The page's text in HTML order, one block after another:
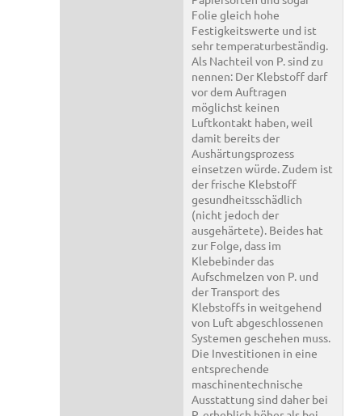
Folie gleich hohe
Festigkeitswerte und ist
sehr temperaturbeständig.
Als Nachteil von P. sind zu
nennen: Der Klebstoff darf
vor dem Auftragen
möglichst keinen
Luftkontakt haben, weil
damit bereits der
Aushärtungsprozess
einsetzen würde. Zudem ist
der frische Klebstoff
gesundheitsschädlich
(nicht jedoch der
ausgehärtete). Beides hat
zur Folge, dass im
Klebebinder das
Aufschmelzen von P. und
der Transport des
Klebstoffs in weitgehend
von Luft abgeschlossenen
Systemen geschehen muss.
Die Investitionen in eine
entsprechende
maschinentechnische
Ausstattung sind daher bei